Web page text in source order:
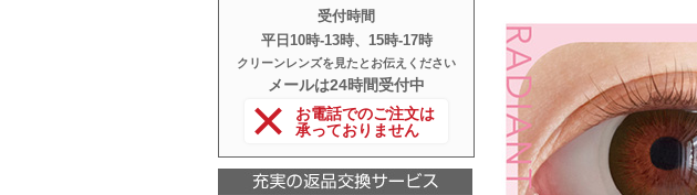
受付時間
平日10時‐13時、15時‐17時
クリーンレンズを見たとお伝えください
メールは24時間受付中
お電話でのご注文は
承っておりません